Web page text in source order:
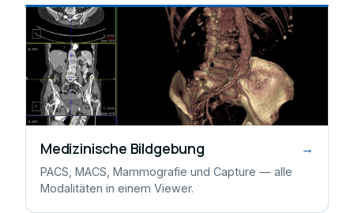
Medizinische Bildgebung →
PACS, MACS, Mammografie und Capture — alle
Modalitäten in einem Viewer.